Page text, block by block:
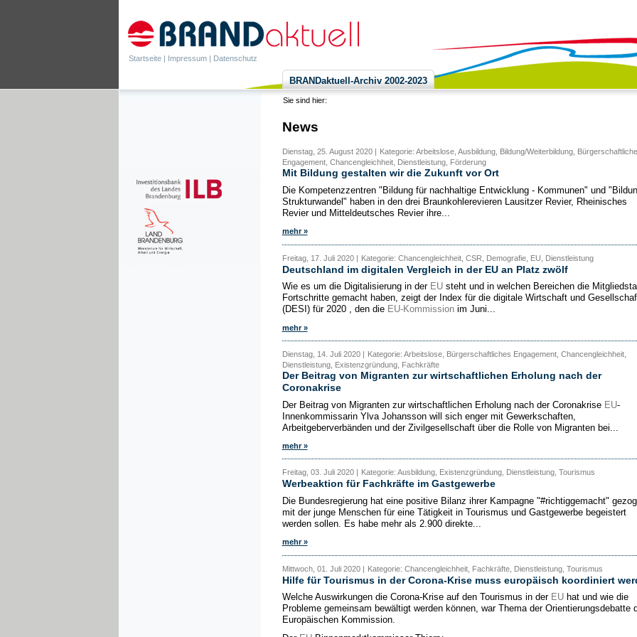
Startseite | Impressum | Datenschutz
BRANDaktuell-Archiv 2002-2023
Sie sind hier:
News
Dienstag, 25. August 2020 |
Kategorie: Arbeitslose, Ausbildung, Bildung/Weiterbildung,
Engagement, Chancengleichheit, Dienstleistung, Förderung
Mit Bildung gestalten wir die Zukunft vor Ort
Die Kompetenzzentren "Bildung für nachhaltige Entwicklung - Kommunen" und
Strukturwandel" haben in den drei Braunkohlerevieren Lausitzer Revier, Rheinisches
Revier und Mitteldeutsches Revier ihre...
mehr »
Freitag, 17. Juli 2020 | Kategorie: Chancengleichheit, CSR, Demografie, EU, Dienstleistung
Deutschland im digitalen Vergleich in der EU an Platz zwölf
Wie es um die Digitalisierung in der EUsteht und in welchen Bereichen die
Fortschritte gemacht haben, zeigt der Index für die digitale Wirtschaft und
(DESI) für 2020 , den die EU-Kommissionim Juni...
mehr »
Dienstag, 14. Juli 2020 | Kategorie: Arbeitslose, Bürgerschaftliches Engagement, Chancengleichheit,
Dienstleistung, Existenzgründung, Fachkräfte
Der Beitrag von Migranten zur wirtschaftlichen Erholung nach der
Coronakrise
Der Beitrag von Migranten zur wirtschaftlichen Erholung nach der Coronakrise EU-
Innenkommissarin Ylva Johansson will sich enger mit Gewerkschaften,
Arbeitgeberverbänden und der Zivilgesellschaft über die Rolle von Migranten bei...
mehr »
Freitag, 03. Juli 2020 | Kategorie: Ausbildung, Existenzgründung, Dienstleistung, Tourismus
Werbeaktion für Fachkräfte im Gastgewerbe
Die Bundesregierung hat eine positive Bilanz ihrer Kampagne "#richtiggemacht"
mit der junge Menschen für eine Tätigkeit in Tourismus und Gastgewerbe begeistert
werden sollen. Es habe mehr als 2.900 direkte...
mehr »
Mittwoch, 01. Juli 2020 | Kategorie: Chancengleichheit, Fachkräfte, Dienstleistung, Tourismus
Hilfe für Tourismus in der Corona-Krise muss europäisch koordiniert
Welche Auswirkungen die Corona-Krise auf den Tourismus in der EUhat und wie die
Probleme gemeinsam bewältigt werden können, war Thema der Orientierungsdebatte
Europäischen Kommission.